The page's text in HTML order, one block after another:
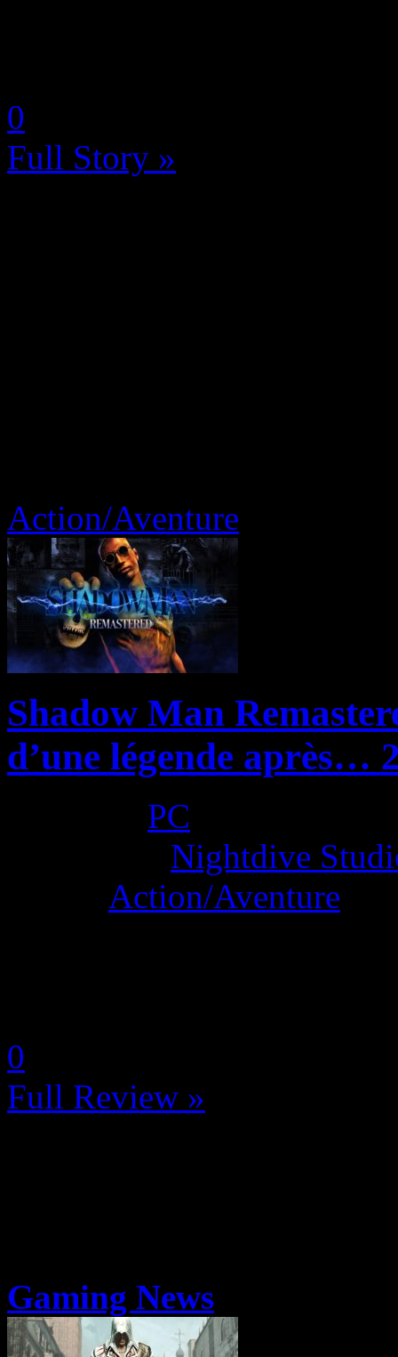
0
Full Story »
Action/Aventure
Shadow Man
d’une légende après…
PC
Nightdive
Action/Aventure
0
Full Review »
Gaming News